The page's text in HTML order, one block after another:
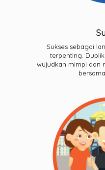
Sukses sebagai
terpenting.
wujudkan mimpi dan